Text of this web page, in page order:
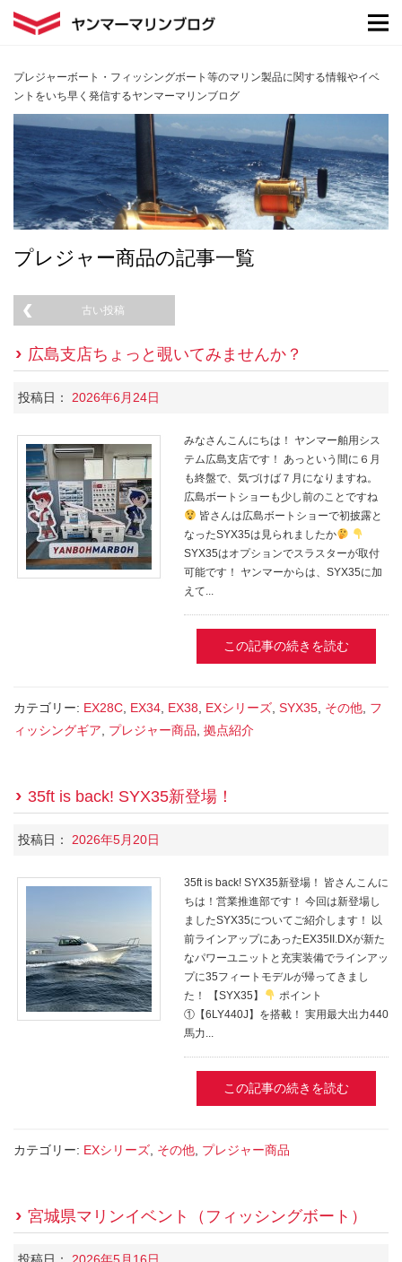
プレジャーボート・フィッシングボート等のマリン製品に関する情報やイベ
ントをいち早く発信するヤンマーマリンブログ
プレジャー商品の記事一覧
古い投稿
広島支店ちょっと覗いてみませんか？
投稿日： 2026年6月24日
みなさんこんにちは！ ヤンマー舶用シス
テム広島支店です！ あっという間に６月
も終盤で、気づけば７月になりますね。
広島ボートショーも少し前のことですね
皆さんは広島ボートショーで初披露と
なったSYX35は見られましたか
SYX35はオプションでスラスターが取付
可能です！ ヤンマーからは、SYX35に加
えて...
この記事の続きを読む
カテゴリー: EX28C EX34 EX38 EXシリーズ SYX35 その他 フ
ィッシングギア
プレジャー商品 拠点紹介
35ft is back! SYX35新登場！
投稿日： 2026年5月20日
35ft is back! SYX35新登場！ 皆さんこんに
ちは！営業推進部です！ 今回は新登場し
ましたSYX35についてご紹介します！ 以
前ラインアップにあったEX35II.DXが新た
なパワーユニットと充実装備でラインアッ
プに35フィートモデルが帰ってきまし
た！ 【SYX35】
ポイント
①【6LY440J】を搭載！ 実用最大出力440
馬力...
この記事の続きを読む
カテゴリー: EXシリーズ その他 プレジャー商品
宮城県マリンイベント（フィッシングボート）
投稿日： 2026年5月16日